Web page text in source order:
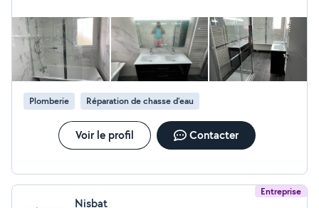
canapé , matelas, tapis moquette ainsi que les intérieur
de voiture qui est ma second passion après la
plomberie. N'hésiter pas :)
Plomberie Réparation de chasse d'eau
Voir le profil Contacter
Entreprise
Nisbat